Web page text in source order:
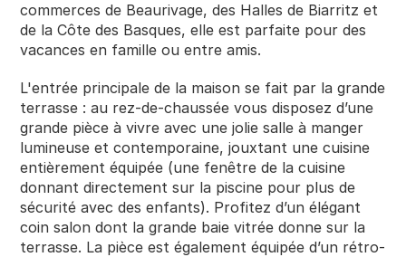
About
Join
Events
Experts
commerces de Beaurivage, des Halles de Biarritz et
de la Côte des Basques, elle est parfaite pour des
vacances en famille ou entre amis.
L'entrée principale de la maison se fait par la grande
terrasse : au rez-de-chaussée vous disposez d’une
grande pièce à vivre avec une jolie salle à manger
lumineuse et contemporaine, jouxtant une cuisine
entièrement équipée (une fenêtre de la cuisine
donnant directement sur la piscine pour plus de
sécurité avec des enfants). Profitez d’un élégant
coin salon dont la grande baie vitrée donne sur la
terrasse. La pièce est également équipée d’un rétro-